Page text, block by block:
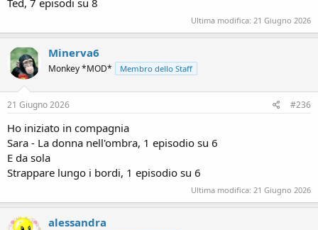
Ted, 7 episodi su 8
Ultima modifica: 21 Giugno 2026
Minerva6
Monkey *MOD* Membro dello Staff
21 Giugno 2026 #236
Ho iniziato in compagnia
Sara - La donna nell'ombra, 1 episodio su 6
E da sola
Strappare lungo i bordi, 1 episodio su 6
Ultima modifica: 21 Giugno 2026
alessandra